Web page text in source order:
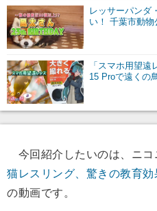
レッサーパンダ
い！ 千葉市動
「スマホ用望
15 Proで遠くの
今回紹介したいのは、ニコ
猫レスリング、驚きの教育効
の動画です。